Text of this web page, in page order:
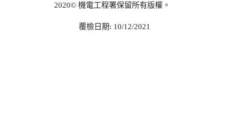
2020© 機電工程署保留所有版權。
覆檢日期: 10/12/2021